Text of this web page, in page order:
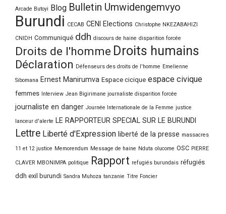
Arcade Butoyi Blog Bulletin Umwidengemvyo
Burundi CECAB CENI Elections Christophe NKEZABAHIZI
CNIDH Communiqué ddh discours de haine disparition forcée
Droits de l'homme Droits humains
Déclaration Défenseurs des droits de l'homme Emelienne
Sibomana Ernest Manirumva Espace cicique espace civique
femmes Interview Jean Bigirimane journaliste disparition forcée
journaliste en danger Journée Internationale de la Femme justice
lanceur d'alerte LE RAPPORTEUR SPECIAL SUR LE BURUNDI
Lettre Liberté d'Expression liberté de la presse massacres
11 et 12 justice Memorendum Message de haine Nduta olucome OSC PIERRE
CLAVER MBONIMPA politique Rapport refugiés burundais réfugiés
ddh exil burundi Sandra Muhoza tanzanie Titre Foncier